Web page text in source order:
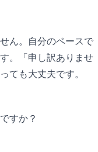
ん。自分のペースで
。「申し訳ありませ
ても大丈夫です。
すか？